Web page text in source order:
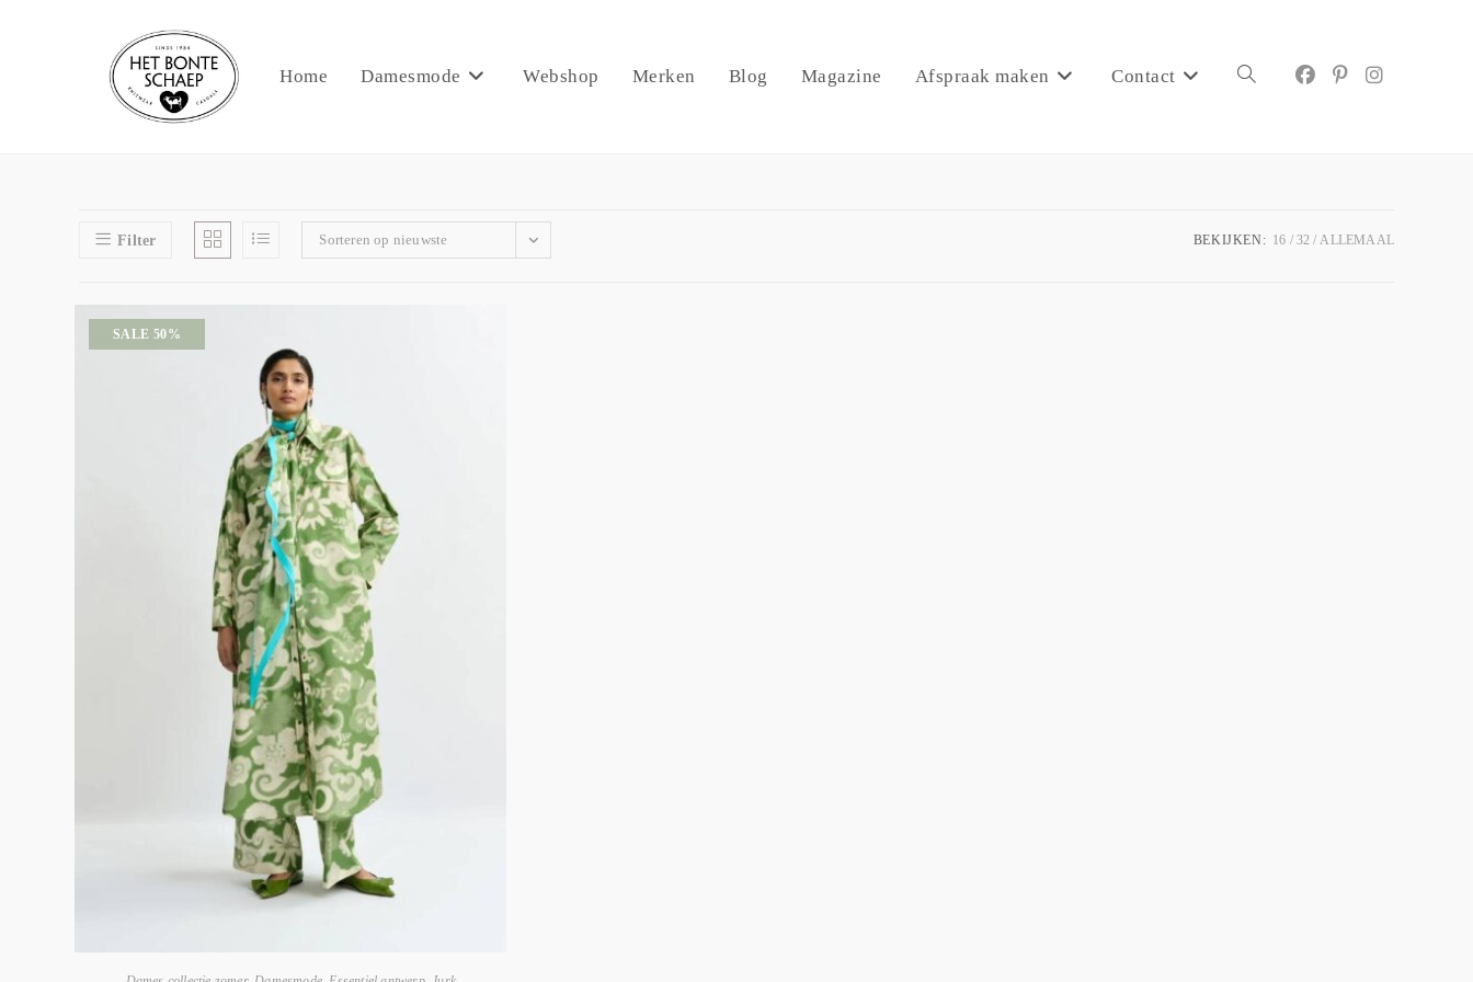
Home Damesmode Webshop Merken Blog Magazine Afspraak maken Contact
Filter Sorteren op nieuwste BEKIJKEN: 16 32 ALLEMAAL
SALE 50%